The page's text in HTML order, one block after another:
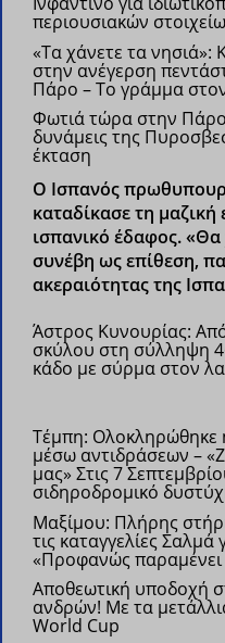
περιουσιακών
«Τα χάνετε τα νησιά»:
στην ανέγερση
Πάρο – Το γράμμα
Φωτιά τώρα στην
δυνάμεις της
έκταση
Ο Ισπανός
καταδίκασε τη
ισπανικό έδαφος.
συνέβη ως επίθεση,
ακεραιότητας της
Άστρος Κυνουρίας:
σκύλου στη σύλληψη
κάδο με σύρμα στον
Τέμπη: Ολοκληρώθηκε
μέσω αντιδράσεων –
μας»Στις 7
σιδηροδρομικό
Μαξίμου: Πλήρης
τις καταγγελίες Σαλμά
«Προφανώς
Αποθεωτική υποδοχή
ανδρών! Με τα
World Cup